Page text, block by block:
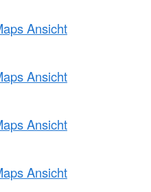
Ansicht
Ansicht
Ansicht
Ansicht